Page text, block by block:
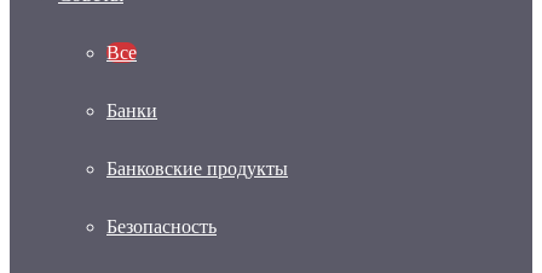
Все
Банки
Банковские продукты
Безопасность